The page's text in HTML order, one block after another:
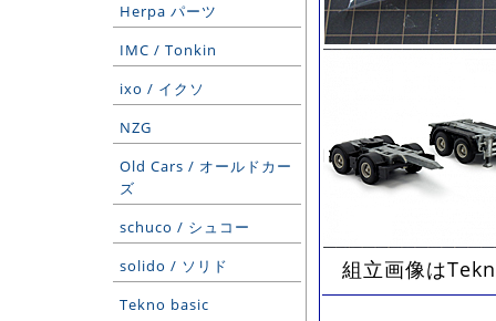
Herpa パーツ
IMC / Tonkin
ixo / イクソ
NZG
Old Cars / オールドカー
ズ
schuco / シュコー
solido / ソリド
Tekno basic
組立画像は